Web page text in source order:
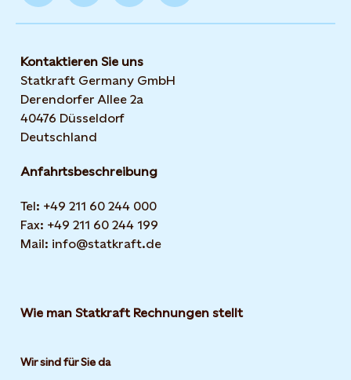
Kontaktieren Sie uns
Statkraft Germany GmbH
Derendorfer Allee 2a
40476 Düsseldorf
Deutschland
Anfahrtsbeschreibung
Tel: +49 211 60 244 000
Fax: +49 211 60 244 199
Mail: info@statkraft.de
Wie man Statkraft Rechnungen stellt
Wir sind für Sie da